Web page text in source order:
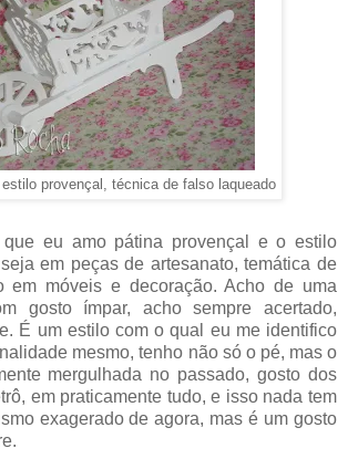
provençal, técnica de falso laqueado
eu amo pátina provençal e o estilo
em peças de artesanato, temática de
em móveis e decoração. Acho de uma
gosto ímpar, acho sempre acertado,
É um estilo com o qual eu me identifico
mesmo, tenho não só o pé, mas o
mergulhada no passado, gosto dos
em praticamente tudo, e isso nada tem
exagerado de agora, mas é um gosto